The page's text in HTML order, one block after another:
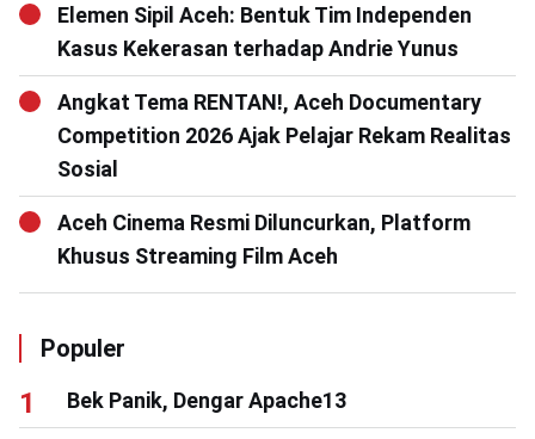
Elemen Sipil Aceh: Bentuk Tim Independen
Kasus Kekerasan terhadap Andrie Yunus
Angkat Tema RENTAN!, Aceh Documentary
Competition 2026 Ajak Pelajar Rekam Realitas
Sosial
Aceh Cinema Resmi Diluncurkan, Platform
Khusus Streaming Film Aceh
Populer
Bek Panik, Dengar Apache13